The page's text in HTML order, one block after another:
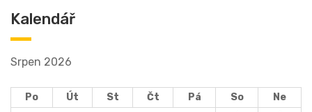
Kalendář
Srpen 2026
Po Út St Čt Pá So
Ne